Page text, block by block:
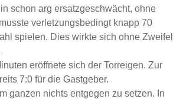
schon arg ersatzgeschwächt, ohne
verletzungsbedingt knapp 70
spielen. Dies wirkte sich ohne Zweifel
eröffnete sich der Torreigen. Zur
7:0 für die Gastgeber.
ganzen nichts entgegen zu setzen. In